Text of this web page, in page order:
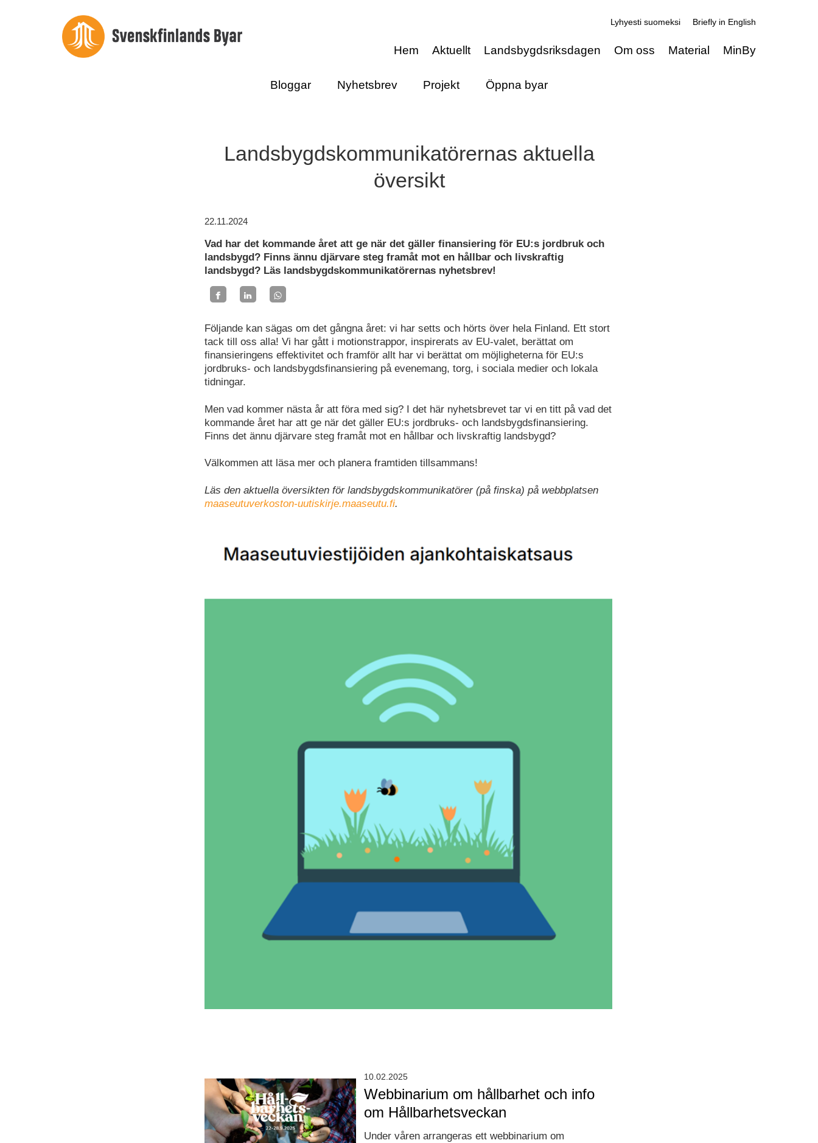
Lyhyesti suomeksi Briefly in English
Hem Aktuellt Landsbygdsriksdagen Om oss Material MinBy
Bloggar Nyhetsbrev Projekt Öppna byar
Landsbygdskommunikatörernas aktuella
översikt
22.11.2024
Vad har det kommande året att ge när det gäller finansiering för EU:s jordbruk och
landsbygd? Finns ännu djärvare steg framåt mot en hållbar och livskraftig
landsbygd? Läs landsbygdskommunikatörernas nyhetsbrev!
Följande kan sägas om det gångna året: vi har setts och hörts över hela Finland. Ett stort
tack till oss alla! Vi har gått i motionstrappor, inspirerats av EU-valet, berättat om
finansieringens effektivitet och framför allt har vi berättat om möjligheterna för EU:s
jordbruks- och landsbygdsfinansiering på evenemang, torg, i sociala medier och lokala
tidningar.
Men vad kommer nästa år att föra med sig? I det här nyhetsbrevet tar vi en titt på vad det
kommande året har att ge när det gäller EU:s jordbruks- och landsbygdsfinansiering.
Finns det ännu djärvare steg framåt mot en hållbar och livskraftig landsbygd?
Välkommen att läsa mer och planera framtiden tillsammans!
Läs den aktuella översikten för landsbygdskommunikatörer (på finska) på webbplatsen
maaseutuverkoston-uutiskirje.maaseutu.fi.
Webbinarium om hållbarhet och info
om Hållbarhetsveckan
Under våren arrangeras ett webbinarium om
10.02.2025